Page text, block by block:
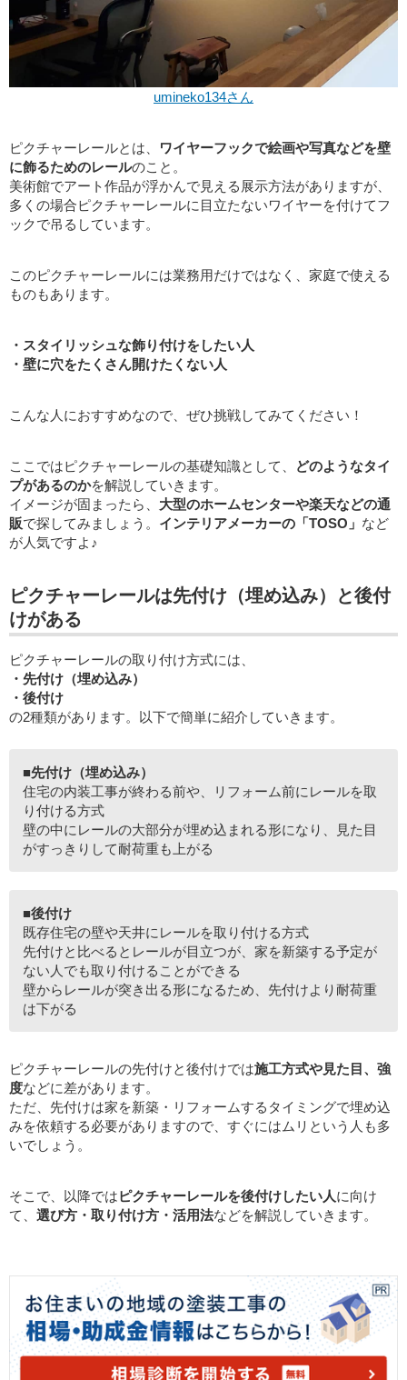
umineko134さん
ピクチャーレールとは、
ワイヤーフックで絵画や写真などを壁
に飾るためのレールのこと。
美術館でアート作品が浮かんで見える展示方法がありますが、
多くの場合ピクチャーレールに目立たないワイヤーを付けてフ
ックで吊るしています。
このピクチャーレールには業務用だけではなく、家庭で使える
ものもあります。
・スタイリッシュな飾り付けをしたい人
・壁に穴をたくさん開けたくない人
こんな人におすすめなので、ぜひ挑戦してみてください！
ここではピクチャーレールの基礎知識として、
どのようなタイ
プがあるのかを解説していきます。
イメージが固まったら、 大型のホームセンターや楽天などの通
販で探してみましょう。 インテリアメーカーの「TOSO」 など
が人気ですよ♪
ピクチャーレールは先付け（埋め込み）と後付
けがある
ピクチャーレールの取り付け方式には、
・先付け（埋め込み）
・後付け
の2種類があります。以下で簡単に紹介していきます。
■先付け（埋め込み）
住宅の内装工事が終わる前や、リフォーム前にレールを取
り付ける方式
壁の中にレールの大部分が埋め込まれる形になり、見た目
がすっきりして耐荷重も上がる
■後付け
既存住宅の壁や天井にレールを取り付ける方式
先付けと比べるとレールが目立つが、家を新築する予定が
ない人でも取り付けることができる
壁からレールが突き出る形になるため、先付けより耐荷重
は下がる
ピクチャーレールの先付けと後付けでは施工方式や見た目、強
度などに差があります。
ただ、先付けは家を新築・リフォームするタイミングで埋め込
みを依頼する必要がありますので、すぐにはムリという人も多
いでしょう。
そこで、以降ではピクチャーレールを後付けしたい人に向け
て、 選び方・取り付け方・活用法などを解説していきます。